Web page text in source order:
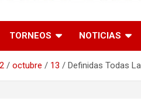
y
TORNEOS NOTICIAS
octubre 13 Definidas Todas